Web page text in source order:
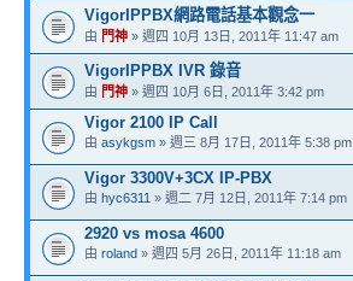
VigorIPPBX網路電話基本觀念一
由 門神 » 週四 10月 13日, 2011年 11:47 am
VigorIPPBX IVR 錄音
由 門神 » 週四 10月 6日, 2011年 3:42 pm
Vigor 2100 IP Call
由 asykgsm » 週三 8月 17日, 2011年 5:38 pm
Vigor 3300V+3CX IP-PBX
由 hyc6311 » 週二 7月 12日, 2011年 7:14 pm
2920 vs mosa 4600
由 roland » 週四 5月 26日, 2011年 11:18 am